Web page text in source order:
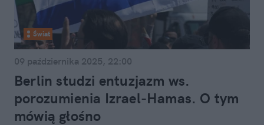
Świat
09 października 2025, 22:00
Berlin studzi entuzjazm ws.
porozumienia Izrael-Hamas. O tym
mówią głośno